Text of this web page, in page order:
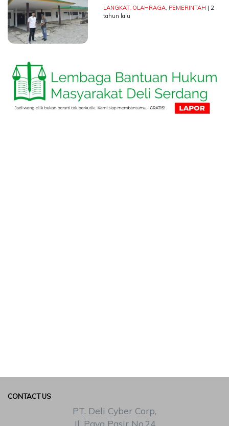
LANGKAT, OLAHRAGA, PEMERINTAH | 2
tahun lalu
CONTACT US
PT. Deli Cyber Corp,